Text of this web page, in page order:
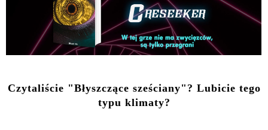
Czytaliście "Błyszczące sześciany"? Lubicie tego
typu klimaty?